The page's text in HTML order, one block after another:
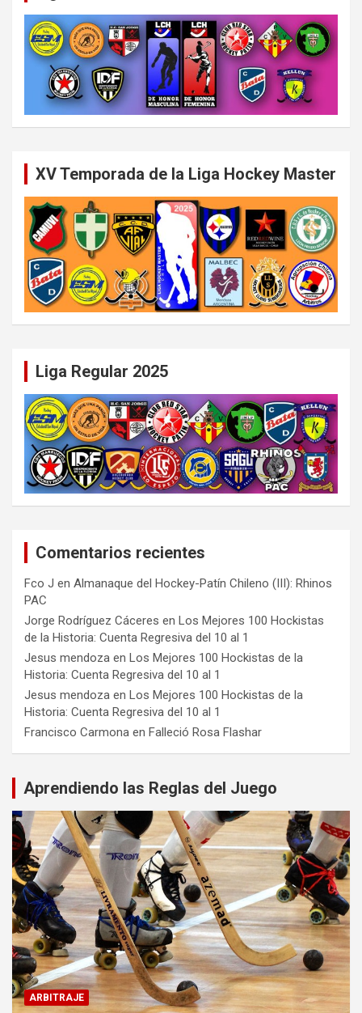
XV Temporada de la Liga Hockey Master
Liga Regular 2025
Comentarios recientes
Fco J en Almanaque del Hockey-Patín Chileno (III): Rhinos
PAC
Jorge Rodríguez Cáceres en Los Mejores 100 Hockistas
de la Historia: Cuenta Regresiva del 10 al 1
Jesus mendoza en Los Mejores 100 Hockistas de la
Historia: Cuenta Regresiva del 10 al 1
Jesus mendoza en Los Mejores 100 Hockistas de la
Historia: Cuenta Regresiva del 10 al 1
Francisco Carmona en Falleció Rosa Flashar
Aprendiendo las Reglas del Juego
ARBITRAJE